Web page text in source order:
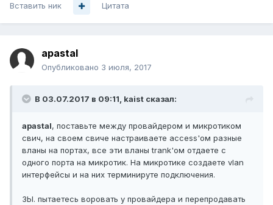
Вставить ник Цитата
apastal
Опубликовано 3 июля, 2017
В 03.07.2017 в 09:11, kaist сказал:
apastal, поставьте между провайдером и микротиком
свич, на своем свиче настраиваете access'ом разные
вланы на портах, все эти вланы trank'ом отдаете с
одного порта на микротик. На микротике создаете vlan
интерфейсы и на них терминируте подключения.
ЗЫ. пытаетесь воровать у провайдера и перепродавать